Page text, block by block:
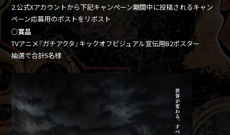
2.公式Xアカウントから下記キャンペーン期間中に投稿されるキャン
ペーン応募用のポストをリポスト
○賞品
TVアニメ『ガチアクタ』キックオフビジュアル宣伝用B2ポスター
抽選で合計5名様